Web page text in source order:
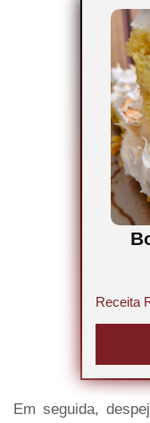
Receita
Em seguida,